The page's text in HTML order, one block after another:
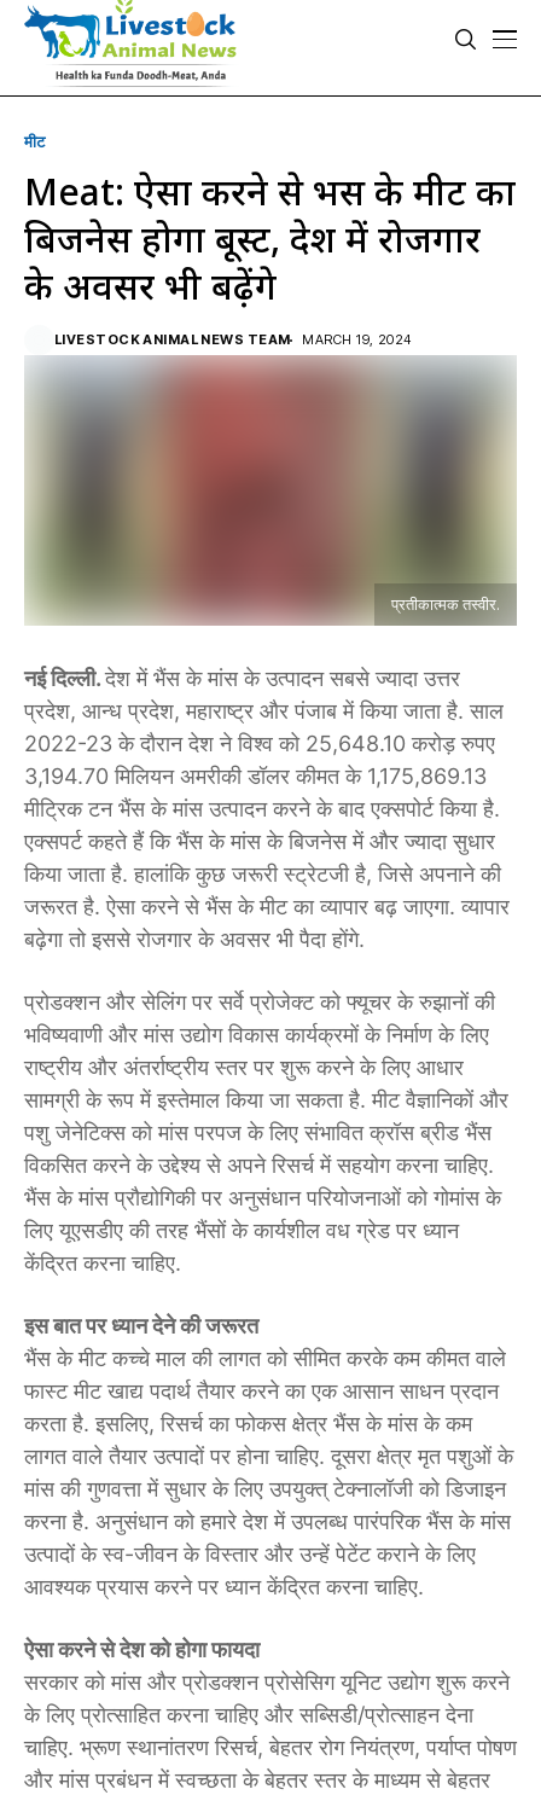
मीट
Meat: ऐसा करने से भैंस के मीट का
बिजनेस होगा बूस्ट, देश में रोजगार
के अवसर भी बढ़ेंगे
LIVESTOCK ANIMAL NEWS TEAM MARCH 19, 2024
प्रतीकात्मक तस्वीर.
नई दिल्ली.देश में भैंस के मांस के उत्पादन सबसे ज्यादा उत्तर
प्रदेश, आन्ध प्रदेश, महाराष्ट्र और पंजाब में किया जाता है. साल
2022-23 के दौरान देश ने विश्व को 25,648.10 करोड़ रुपए
3,194.70 मिलियन अमरीकी डॉलर कीमत के 1,175,869.13
मीट्रिक टन भैंस के मांस उत्पादन करने के बाद एक्सपोर्ट किया है.
एक्सपर्ट कहते हैं कि भैंस के मांस के बिजनेस में और ज्यादा सुधार
किया जाता है. हालांकि कुछ जरूरी स्ट्रेटजी है, जिसे अपनाने की
जरूरत है. ऐसा करने से भैंस के मीट का व्यापार बढ़ जाएगा. व्यापार
बढ़ेगा तो इससे रोजगार के अवसर भी पैदा होंगे.
प्रोडक्शन और सेलिंग पर सर्वे प्रोजेक्ट को फ्यूचर के रुझानों की
भविष्यवाणी और मांस उद्योग विकास कार्यक्रमों के निर्माण के लिए
राष्ट्रीय और अंतर्राष्ट्रीय स्तर पर शुरू करने के लिए आधार
सामग्री के रूप में इस्तेमाल किया जा सकता है. मीट वैज्ञानिकों और
पशु जेनेटिक्स को मांस परपज के लिए संभावित क्रॉस ब्रीड भैंस
विकसित करने के उद्देश्य से अपने रिसर्च में सहयोग करना चाहिए.
भैंस के मांस प्रौद्योगिकी पर अनुसंधान परियोजनाओं को गोमांस के
लिए यूएसडीए की तरह भैंसों के कार्यशील वध ग्रेड पर ध्यान
केंद्रित करना चाहिए.
इस बात पर ध्यान देने की जरूरत
भैंस के मीट कच्चे माल की लागत को सीमित करके कम कीमत वाले
फास्ट मीट खाद्य पदार्थ तैयार करने का एक आसान साधन प्रदान
करता है. इसलिए, रिसर्च का फोकस क्षेत्र भैंस के मांस के कम
लागत वाले तैयार उत्पादों पर होना चाहिए. दूसरा क्षेत्र मृत पशुओं के
मांस की गुणवत्ता में सुधार के लिए उपयुक्त् टेक्नालॉजी को डिजाइन
करना है. अनुसंधान को हमारे देश में उपलब्ध पारंपरिक भैंस के मांस
उत्पादों के स्व-जीवन के विस्तार और उन्हें पेटेंट कराने के लिए
आवश्यक प्रयास करने पर ध्यान केंद्रित करना चाहिए.
ऐसा करने से देश को होगा फायदा
सरकार को मांस और प्रोडक्शन प्रोसेसिग यूनिट उद्योग शुरू करने
के लिए प्रोत्साहित करना चाहिए और सब्सिडी/प्रोत्साहन देना
चाहिए. भ्रूण स्थानांतरण रिसर्च, बेहतर रोग नियंत्रण, पर्याप्त पोषण
और मांस प्रबंधन में स्वच्छता के बेहतर स्तर के माध्यम से बेहतर